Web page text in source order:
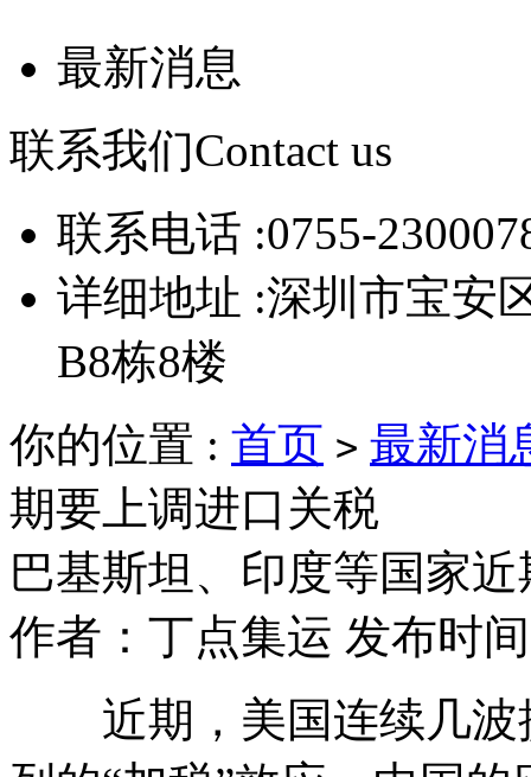
最新消息
联系我们Contact us
联系电话 :0755-
详细地址 :深圳市宝安
B8栋8楼
你的位置 : 首页 > 最新消
期要上调进口关税
巴基斯坦、印度等国家
作者：丁点集运 发布时
近期，美国连续几波